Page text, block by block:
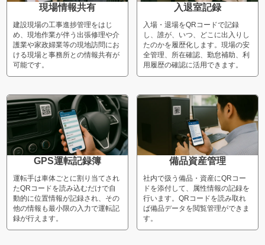
現場情報共有
建設現場の工事進捗管理をはじ
め、現地作業が伴う出張修理や介
護業や家政婦業等の現地訪問にお
ける現場と事務所との情報共有が
可能です。
入退室記録
入場・退場をQRコードで記録
し、誰が、いつ、どこに出入りし
たのかを履歴化します。現場の安
全管理、所在確認、勤怠補助、利
用履歴の確認に活用できます。
GPS運転記録簿
運転手は車体ごとに割り当てされ
たQRコードを読み込むだけで自
動的に位置情報が記録され、その
他の情報も最小限の入力で運転記
録が行えます。
備品資産管理
社内で扱う備品・資産にQRコー
ドを添付して、属性情報の記録を
行います。QRコードを読み取れ
ば備品データを閲覧管理ができま
す。